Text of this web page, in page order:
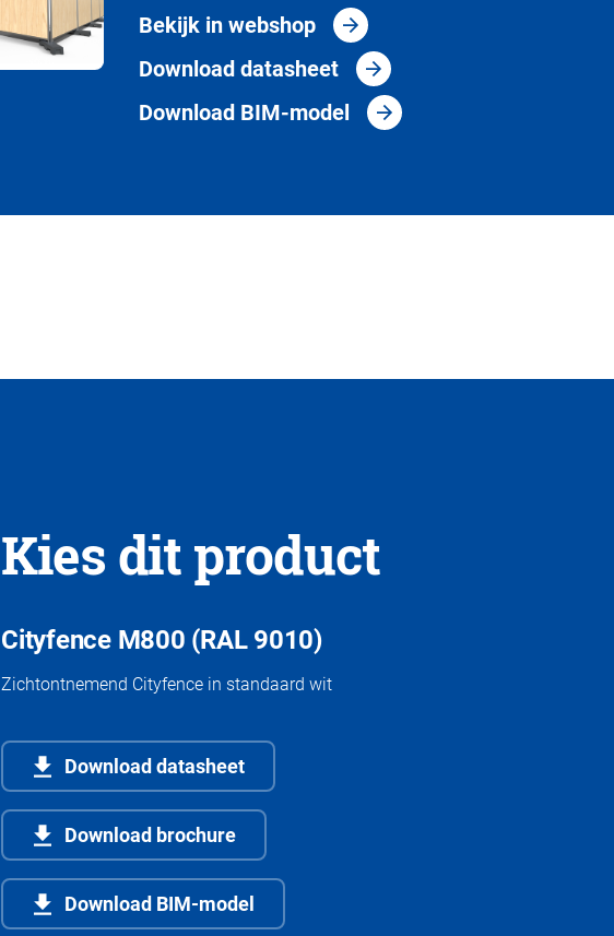
Bekijk in webshop
Download datasheet
Download BIM-model
Kies dit product
Cityfence M800 (RAL 9010)
Zichtontnemend Cityfence in standaard wit
Download datasheet
Download brochure
Download BIM-model